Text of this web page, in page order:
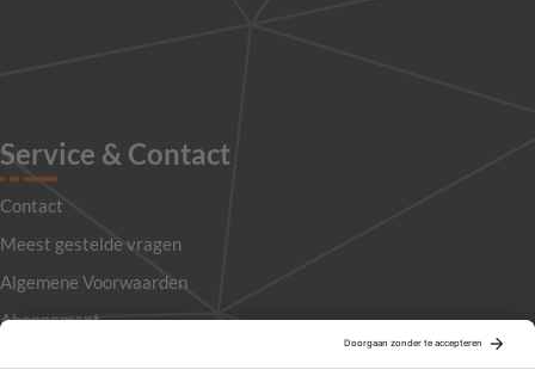
Service & Contact
Contact
Meest gestelde vragen
Algemene Voorwaarden
Abonnement